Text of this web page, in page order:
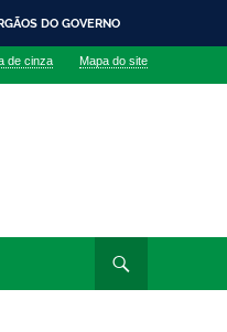
DO GOVERNO
de cinza Mapa do site